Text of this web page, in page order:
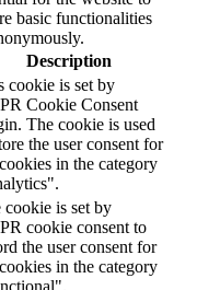
basic functionalities
Description
cookie is set by
Cookie Consent
The cookie is used
the user consent for
in the category
cookie is set by
cookie consent to
the user consent for
in the category